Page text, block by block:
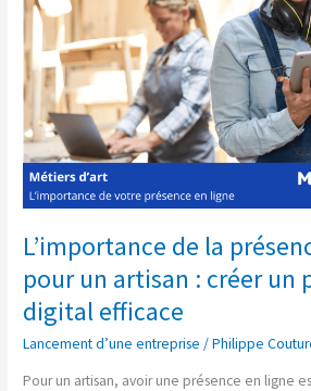
L’importance de la
pour un artisan : créer un
digital efficace
Lancement d’une entreprise /Philippe
Pour un artisan, avoir une présence en ligne
ligne
un
artisan
:
créer
un
portfolio
digital